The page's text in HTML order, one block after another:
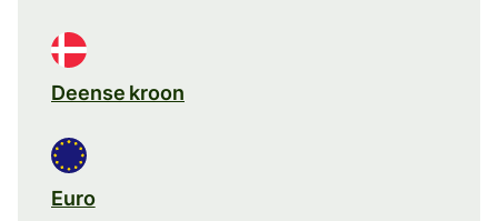
Deense kroon
Euro